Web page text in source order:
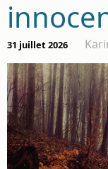
31 juillet 2026